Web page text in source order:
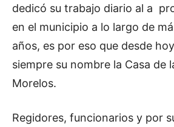
dedicó su trabajo diario al a
en el municipio a lo largo de
años, es por eso que desde
siempre su nombre la Casa de
Morelos.
Regidores, funcionarios y por